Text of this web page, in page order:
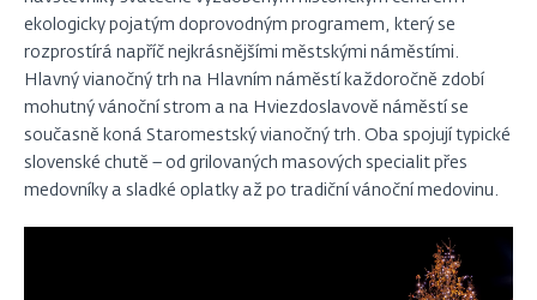
ekologicky pojatým doprovodným programem, který se
rozprostírá napříč nejkrásnějšími městskými náměstími.
Hlavný vianočný trh na Hlavním náměstí každoročně zdobí
mohutný vánoční strom a na Hviezdoslavově náměstí se
současně koná Staromestský vianočný trh. Oba spojují typické
slovenské chutě – od grilovaných masových specialit přes
medovníky a sladké oplatky až po tradiční vánoční medovinu.